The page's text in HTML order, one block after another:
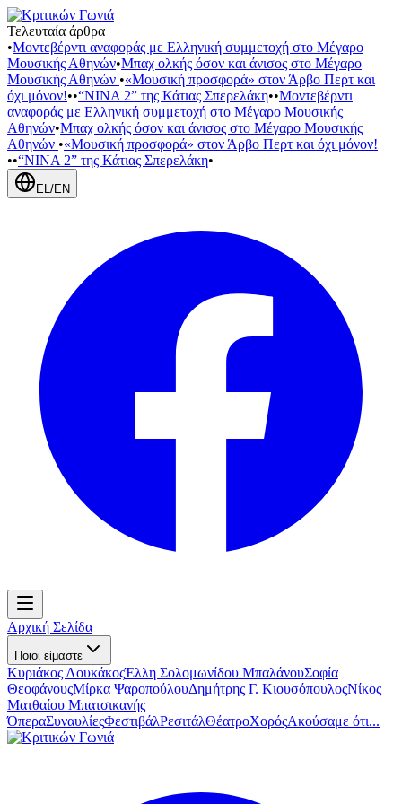
Τελευταία άρθρα
•Μοντεβέρντι αναφοράς με Ελληνική συμμετοχή στο Μέγαρο
Μουσικής Αθηνών•Μπαχ ολκής όσον και άνισος στο Μέγαρο
Μουσικής Αθηνών •«Μουσική προσφορά» στον Άρβο Περτ και
όχι μόνον!••“NINA 2” της Κάτιας Σπερελάκη••Μοντεβέρντι
αναφοράς με Ελληνική συμμετοχή στο Μέγαρο Μουσικής
Αθηνών•Μπαχ ολκής όσον και άνισος στο Μέγαρο Μουσικής
Αθηνών •«Μουσική προσφορά» στον Άρβο Περτ και όχι μόνον!
••“NINA 2” της Κάτιας Σπερελάκη•
EL/EN
Αρχική Σελίδα
Ποιοι είμαστε
Κυριάκος ΛουκάκοςΈλλη Σολομωνίδου ΜπαλάνουΣοφία
ΘεοφάνουςΜίρκα ΨαροπούλουΔημήτρης Γ. ΚιουσόπουλοςΝίκος
Ματθαίου Μπατσικανής
ΌπεραΣυναυλίεςΦεστιβάλΡεσιτάλΘέατροΧορόςΑκούσαμε ότι...